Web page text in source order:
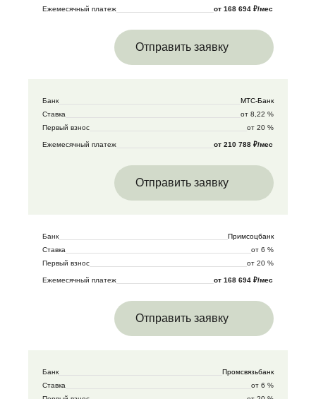
Ежемесячный платеж от 168 694 ₽/мес
Отправить заявку
Банк
МТС-Банк
Ставка
от 8,22 %
Первый взнос
от 20 %
Ежемесячный платеж от 210 788 ₽/мес
Отправить заявку
Банк
Примсоцбанк
Ставка
от 6 %
Первый взнос
от 20 %
Ежемесячный платеж от 168 694 ₽/мес
Отправить заявку
Банк
Промсвязьбанк
Ставка
от 6 %